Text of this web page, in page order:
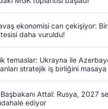
ekonomisi can çekişiyor: Bir
daha vuruldu!
temaslar: Ukrayna ile
stratejik iş birliğini masaya
Attal: Rusya, 2027
ediyor